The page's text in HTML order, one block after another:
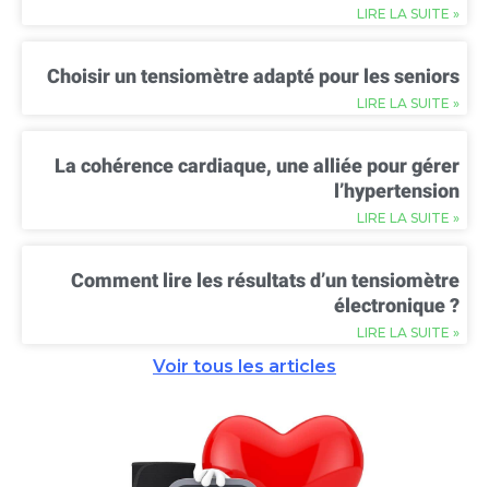
LIRE LA SUITE »
Choisir un tensiomètre adapté pour les seniors
LIRE LA SUITE »
La cohérence cardiaque, une alliée pour gérer
l’hypertension
LIRE LA SUITE »
Comment lire les résultats d’un tensiomètre
électronique ?
LIRE LA SUITE »
Voir tous les articles